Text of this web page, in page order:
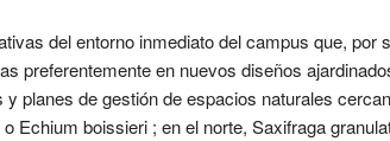
del entorno inmediato del campus que, por
preferentemente en nuevos diseños
planes de gestión de espacios naturales
Echium boissieri ; en el norte, Saxifraga